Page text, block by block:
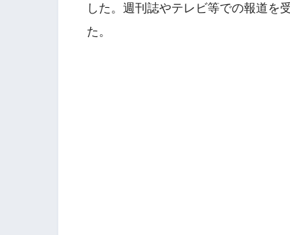
した。週刊誌やテレビ等での報道を
た。